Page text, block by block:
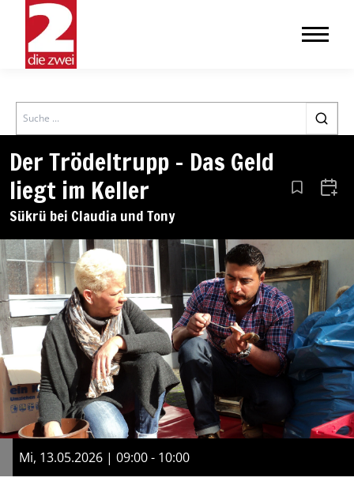
Search
Der Trödeltrupp – Das Geld
liegt im Keller
Sükrü bei Claudia und Tony
Aus den
Mi, 13.05.2026 | 09:00 - 10:00